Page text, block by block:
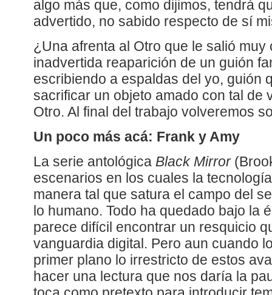
algo más que, como dijimos, tendrá
advertido, no sabido respecto de sí
¿Una afrenta al Otro que le salió muy
inadvertida reaparición de un guión
escribiendo a espaldas del yo, guión
sacrificar un objeto amado con tal de
Otro. Al final del trabajo volveremos
Un poco más acá: Frank y Amy
La serie antológica Black Mirror
escenarios en los cuales la
manera tal que satura el campo del
lo humano. Todo ha quedado bajo la
parece difícil encontrar un resquicio
vanguardia digital. Pero aun cuando
primer plano lo irrestricto de estos
hacer una lectura que nos daría la